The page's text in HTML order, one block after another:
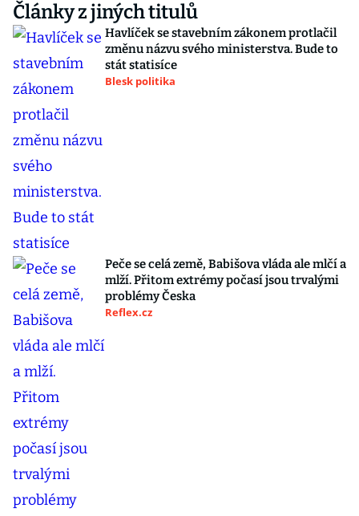
Články z jiných titulů
Havlíček se stavebním zákonem protlačil
změnu názvu svého ministerstva. Bude to
stát statisíce
Blesk politika
Peče se celá země, Babišova vláda ale mlčí a
mlží. Přitom extrémy počasí jsou trvalými
problémy Česka
Reflex.cz